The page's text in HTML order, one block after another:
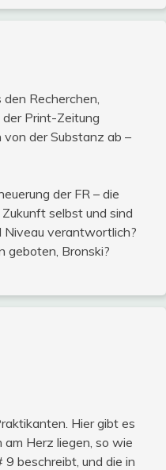
Recherchen,
Print-Zeitung
der Substanz ab –
der FR – die
selbst und sind
Niveau verantwortlich?
geboten, Bronski?
Hier gibt es
Herz liegen, so wie
beschreibt, und die in